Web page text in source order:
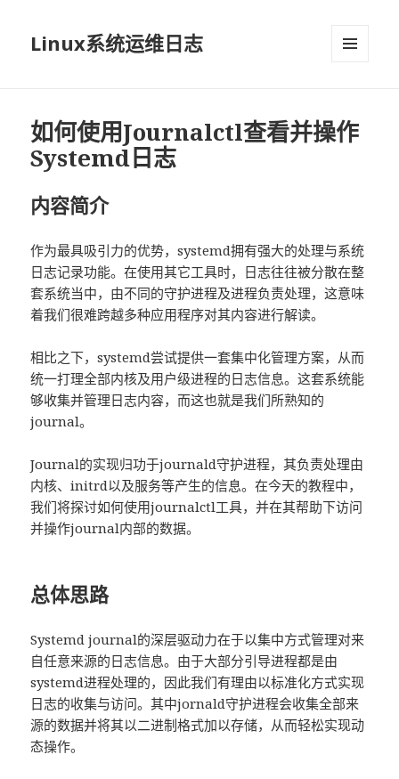
Linux系统运维日志
如何使用Journalctl查看并操作
Systemd日志
内容简介
作为最具吸引力的优势，systemd拥有强大的处理与系统
日志记录功能。在使用其它工具时，日志往往被分散在整
套系统当中，由不同的守护进程及进程负责处理，这意味
着我们很难跨越多种应用程序对其内容进行解读。
相比之下，systemd尝试提供一套集中化管理方案，从而
统一打理全部内核及用户级进程的日志信息。这套系统能
够收集并管理日志内容，而这也就是我们所熟知的
journal。
Journal的实现归功于journald守护进程，其负责处理由
内核、initrd以及服务等产生的信息。在今天的教程中，
我们将探讨如何使用journalctl工具，并在其帮助下访问
并操作journal内部的数据。
总体思路
Systemd journal的深层驱动力在于以集中方式管理对来
自任意来源的日志信息。由于大部分引导进程都是由
systemd进程处理的，因此我们有理由以标准化方式实现
日志的收集与访问。其中jornald守护进程会收集全部来
源的数据并将其以二进制格式加以存储，从而轻松实现动
态操作。